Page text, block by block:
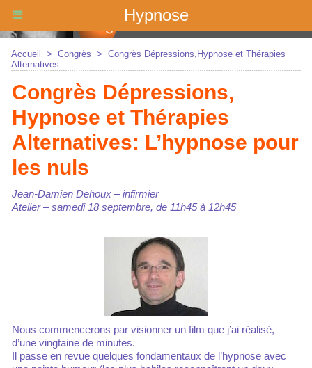
Hypnose
Accueil > Congrès > Congrès Dépressions,Hypnose et Thérapies
Alternatives
Congrès Dépressions,
Hypnose et Thérapies
Alternatives: L’hypnose pour
les nuls
Jean-Damien Dehoux – infirmier
Atelier – samedi 18 septembre, de 11h45 à 12h45
Nous commencerons par visionner un film que j’ai réalisé,
d’une vingtaine de minutes.
Il passe en revue quelques fondamentaux de l’hypnose avec